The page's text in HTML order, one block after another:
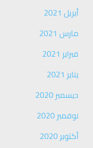
أبريل 2021
مارس 2021
فبراير 2021
يناير 2021
ديسمبر 2020
نوفمبر 2020
أكتوبر 2020